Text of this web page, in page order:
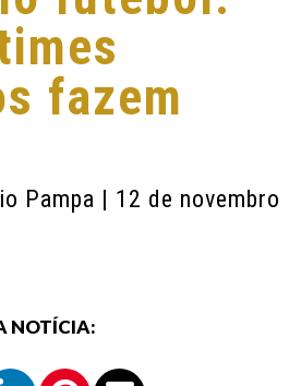
fazem
Pampa | 12 de novembro
NOTÍCIA: